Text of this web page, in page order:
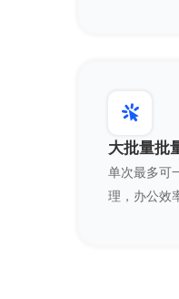
大批量批
单次最多可
理，办公效